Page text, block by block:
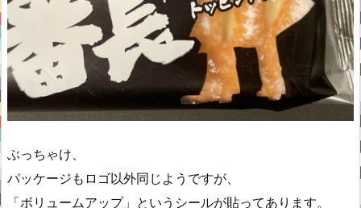
ぶっちゃけ、
パッケージもロゴ以外同じようですが、
「ボリュームアップ」というシールが貼ってあります。